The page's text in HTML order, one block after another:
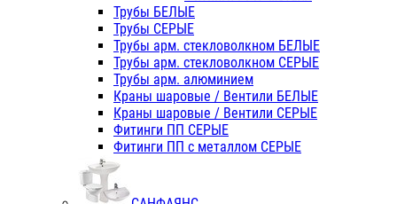
Трубы БЕЛЫЕ
Трубы СЕРЫЕ
Трубы арм. стекловолкном БЕЛЫЕ
Трубы арм. стекловолкном СЕРЫЕ
Трубы арм. алюминием
Краны шаровые / Вентили БЕЛЫЕ
Краны шаровые / Вентили СЕРЫЕ
Фитинги ПП СЕРЫЕ
Фитинги ПП с металлом СЕРЫЕ